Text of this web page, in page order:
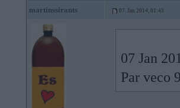
martinssirants 07. Jan 2014, 01:43
07 Jan
Par veco